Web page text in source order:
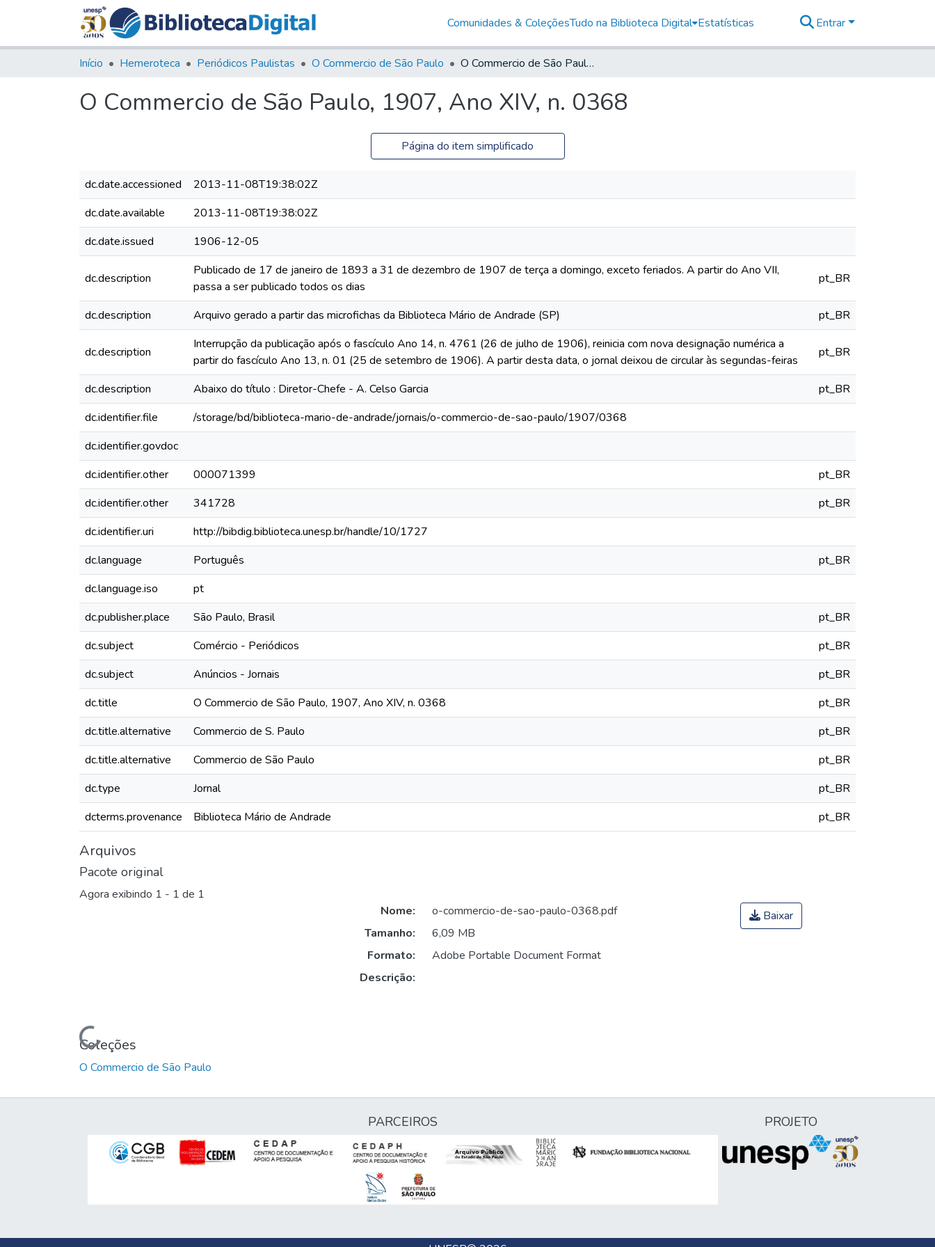
Comunidades & ColeçõesTudo na Biblioteca Digital Estatísticas Entrar
Início Hemeroteca Periódicos Paulistas O Commercio de São Paulo O Commercio de São Paulo, 1907, Ano XIV, n. 0368
O Commercio de São Paulo, 1907, Ano XIV, n. 0368
Página do item simplificado
dc.date.accessioned
2013-11-08T19:38:02Z
dc.date.available
2013-11-08T19:38:02Z
dc.date.issued
1906-12-05
dc.description
Publicado de 17 de janeiro de 1893 a 31 de dezembro de 1907 de terça a domingo, exceto feriados. A partir do Ano VII,
passa a ser publicado todos os dias
pt_BR
dc.description Arquivo gerado a partir das microfichas da Biblioteca Mário de Andrade (SP) pt_BR
dc.description
Interrupção da publicação após o fascículo Ano 14, n. 4761 (26 de julho de 1906), reinicia com nova designação numérica a
partir do fascículo Ano 13, n. 01 (25 de setembro de 1906). A partir desta data, o jornal deixou de circular às segundas-feiras
pt_BR
dc.description Abaixo do título : Diretor-Chefe - A. Celso Garcia
pt_BR
dc.identifier.file
/storage/bd/biblioteca-mario-de-andrade/jornais/o-commercio-de-sao-paulo/1907/0368
dc.identifier.govdoc
dc.identifier.other
000071399
pt_BR
dc.identifier.other
341728
pt_BR
dc.identifier.uri
http://bibdig.biblioteca.unesp.br/handle/10/1727
dc.language
Português
pt_BR
dc.language.iso
pt
dc.publisher.place
São Paulo, Brasil
pt_BR
dc.subject
Comércio - Periódicos
pt_BR
dc.subject
Anúncios - Jornais
pt_BR
dc.title
O Commercio de São Paulo, 1907, Ano XIV, n. 0368
pt_BR
dc.title.alternative
Commercio de S. Paulo
pt_BR
dc.title.alternative
Commercio de São Paulo
pt_BR
dc.type
Jornal
pt_BR
dcterms.provenance
Biblioteca Mário de Andrade pt_BR
Arquivos
Pacote original
Agora exibindo 1 - 1 de 1
Carregando...
Nome:
o-commercio-de-sao-paulo-0368.pdf
Tamanho:
6,09 MB
Formato:
Adobe Portable Document Format
Descrição:
Baixar
Coleções
O Commercio de São Paulo
PARCEIROS PROJETO